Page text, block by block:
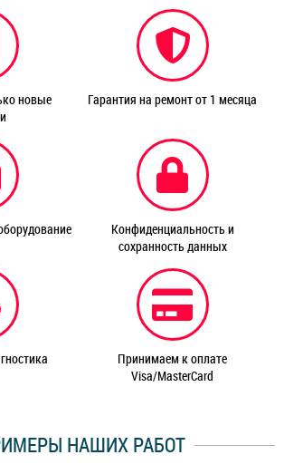
новые
Гарантия на ремонт от 1 месяца
Конфиденциальность и
сохранность данных
Принимаем к оплате
Visa/MasterCard
НАШИХ РАБОТ